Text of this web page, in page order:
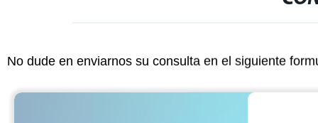
No dude en enviarnos su consulta en el siguiente